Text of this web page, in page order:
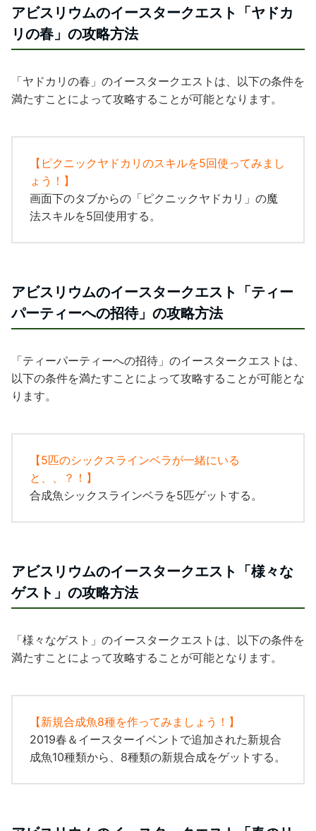
アビスリウムのイースタークエスト「ヤドカ
リの春 」の攻略方法
「ヤドカリの春 」のイースタークエストは、以下の条件を
満たすことによって攻略することが可能となります。
【 ピクニックヤドカリのスキルを5回使ってみまし
ょう！ 】
画面下のタブからの「ピクニックヤドカリ」の魔
法スキルを5回使用する。
アビスリウムのイースタークエスト「ティー
パーティーへの招待」の攻略方法
「ティーパーティーへの招待 」のイースタークエストは、
以下の条件を満たすことによって攻略することが可能とな
ります。
【5匹のシックスラインベラが一緒にいる
と、、？！ 】
合成魚シックスラインベラを5匹ゲットする。
アビスリウムのイースタークエスト「様々な
ゲスト 」の攻略方法
「様々なゲスト 」のイースタークエストは、以下の条件を
満たすことによって攻略することが可能となります。
【新規合成魚8種を作ってみましょう！ 】
2019春＆イースターイベントで追加された新規合
成魚10種類から、8種類の新規合成をゲットする。